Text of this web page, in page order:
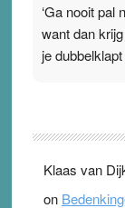
‘Ga nooit pal
want dan
je
topsporters.
terwijl ze
Klaas van
on